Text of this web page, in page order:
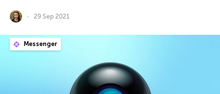
29 Sep 2021
Messenger